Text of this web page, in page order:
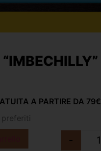
A PARTIRE DA 79€
-